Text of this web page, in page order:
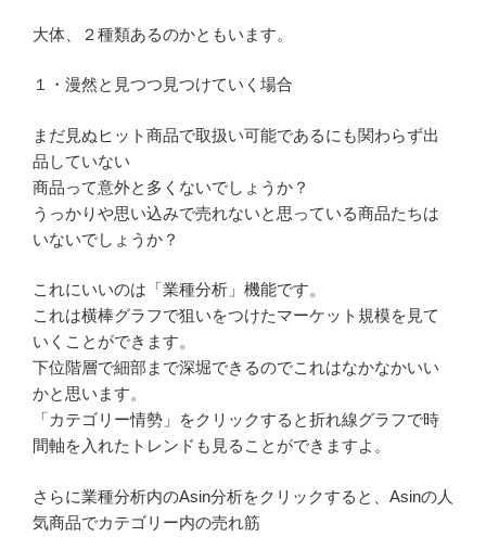
大体、２種類あるのかともいます。
１・漫然と見つつ見つけていく場合
まだ見ぬヒット商品で取扱い可能であるにも関わらず出
品していない
商品って意外と多くないでしょうか？
うっかりや思い込みで売れないと思っている商品たちは
いないでしょうか？
これにいいのは「業種分析」機能です。
これは横棒グラフで狙いをつけたマーケット規模を見て
いくことができます。
下位階層で細部まで深堀できるのでこれはなかなかいい
かと思います。
「カテゴリー情勢」をクリックすると折れ線グラフで時
間軸を入れたトレンドも見ることができますよ。
さらに業種分析内のAsin分析をクリックすると、Asinの人
気商品でカテゴリー内の売れ筋